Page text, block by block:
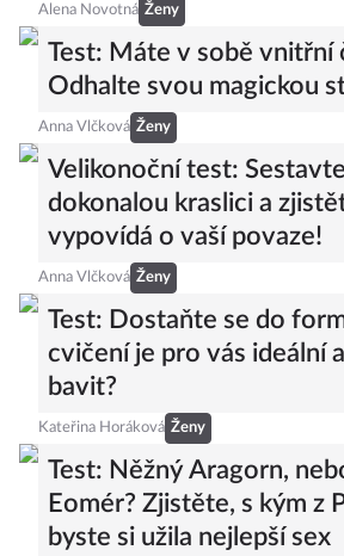
Alena Novotná Ženy
Test: Máte v sobě vnitřní
Odhalte svou magickou
Anna Vlčková Ženy
Velikonoční test:
dokonalou kraslici a
vypovídá o vaší povaze!
Anna Vlčková Ženy
Test: Dostaňte se do
cvičení je pro vás ideální
bavit?
Kateřina Horáková Ženy
Test: Něžný Aragorn,
Eomér? Zjistěte, s kým z
byste si užila nejlepší sex